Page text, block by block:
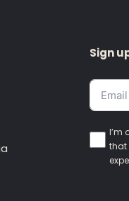
Sign
I’m
that